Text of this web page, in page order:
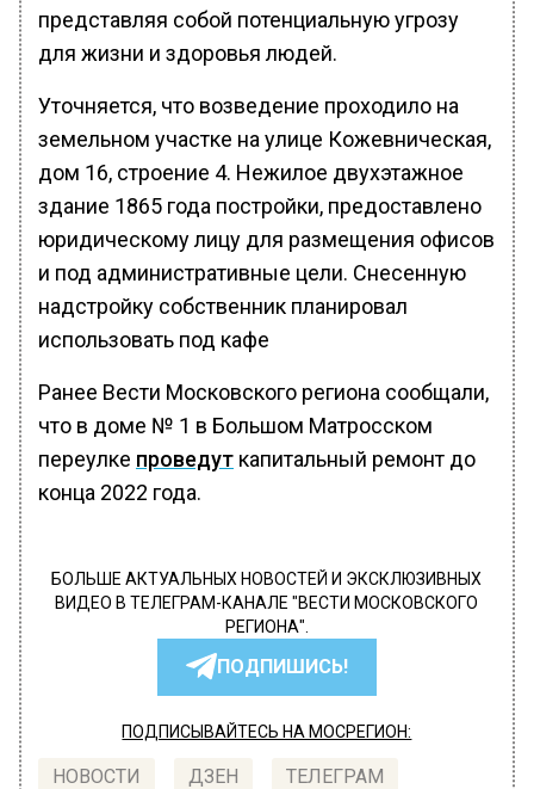
представляя собой потенциальную угрозу
для жизни и здоровья людей.
Уточняется, что возведение проходило на
земельном участке на улице Кожевническая,
дом 16, строение 4. Нежилое двухэтажное
здание 1865 года постройки, предоставлено
юридическому лицу для размещения офисов
и под административные цели. Снесенную
надстройку собственник планировал
использовать под кафе
Ранее Вести Московского региона сообщали,
что в доме № 1 в Большом Матросском
переулке проведут капитальный ремонт до
конца 2022 года.
БОЛЬШЕ АКТУАЛЬНЫХ НОВОСТЕЙ И ЭКСКЛЮЗИВНЫХ
ВИДЕО В ТЕЛЕГРАМ-КАНАЛЕ "ВЕСТИ МОСКОВСКОГО
РЕГИОНА".
ПОДПИШИСЬ!
ПОДПИСЫВАЙТЕСЬ НА МОСРЕГИОН:
НОВОСТИ ДЗЕН ТЕЛЕГРАМ